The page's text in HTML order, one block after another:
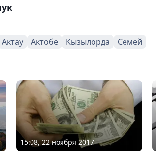
Актау Актобе Кызылорда Семей
15:08, 22 ноября 2017